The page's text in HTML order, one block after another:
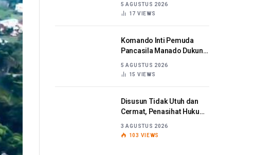
Disiplin Berat
5 AGUSTUS 2026
17 VIEWS
Komando Inti Pemuda
Pancasila Manado Dukung
Korupsi
5 AGUSTUS 2026
15 VIEWS
Disusun Tidak Utuh dan
Cermat, Penasihat Hukum
Tanggapan Jaksa
3 AGUSTUS 2026
103 VIEWS